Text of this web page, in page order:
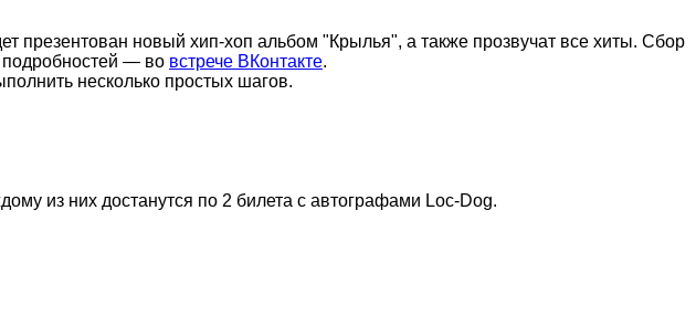
презентован новый хип-хоп альбом "Крылья", а также прозвучат все хиты. Сбор
подробностей — во встрече ВКонтакте.
несколько простых шагов.
из них достанутся по 2 билета с автографами Loc-Dog.